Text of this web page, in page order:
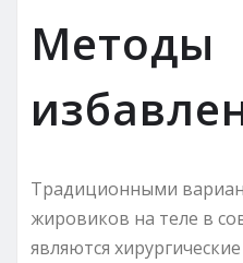
Методы
Традиционными
жировиков на теле в
являются